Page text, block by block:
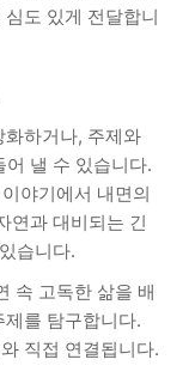
도 있게 전달합니
하거나, 주제와
낼 수 있습니다.
야기에서 내면의
연과 대비되는 긴
습니다.
속 고독한 삶을 배
를 탐구합니다.
직접 연결됩니다.